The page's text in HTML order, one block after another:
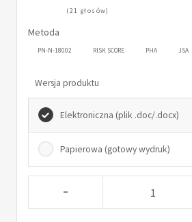
(21 głosów)
Metoda
PN-N-18002 RISK SCORE PHA JSA
Wersja produktu
Elektroniczna (plik .doc/.docx)
Papierowa (gotowy wydruk)
-